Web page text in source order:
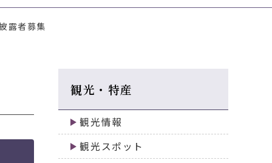
露者募集
観光・特産
観光情報
観光スポット